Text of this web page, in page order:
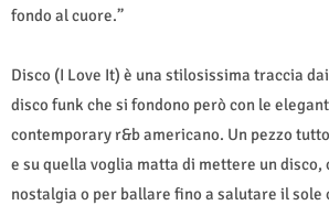
fondo al cuore.”
Disco (I Love It) è una stilosissima traccia
disco funk che si fondono però con le
contemporary r&b americano. Un pezzo
e su quella voglia matta di mettere un disco,
nostalgia o per ballare fino a salutare il sole